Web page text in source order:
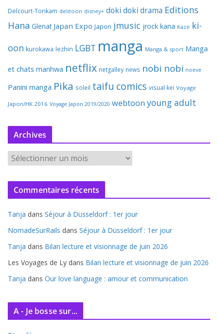
Delcourt-Tonkam delitoon disney+ doki doki drama Editions
Hana Glenat Japan Expo Japon jmusic jrock kana Kaze ki-
oon kurokawa lezhin LGBT manga Manga & sport Manga
et chats manhwa netflix netgalley news nobi nobi noeve
Panini manga Pika soleil taifu comics visual kei Voyage
Japon/HK 2016 Voyage Japon 2019/2020 webtoon young adult
Archives
r
c
v
e
Commentaires récents
Tanja dans Séjour à Düsseldorf : 1er jour
NomadeSurRails dans Séjour à Düsseldorf : 1er jour
Tanja dans Bilan lecture et visionnage de juin 2026
Les Voyages de Ly dans Bilan lecture et visionnage de juin 2026
Tanja dans Our love language : amour et communication
A - Je bosse sur...